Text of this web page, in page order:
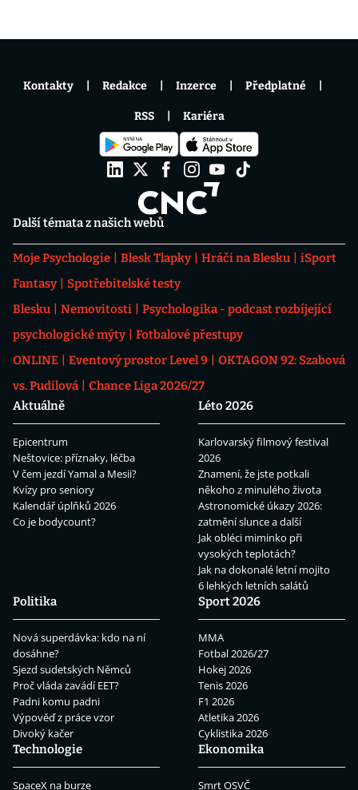
Další témata z našich webů
Moje Psychologie Blesk Tlapky Hráči na Blesku
iSport
Fantasy
Spotřebitelské testy
Blesku
Nemovitosti
Psychologika - podcast rozbíjející
psychologické mýty
Fotbalové přestupy
ONLINE
Eventový prostor Level 9
OKTAGON 92: Szabová
vs. Pudilová
Chance Liga 2026/27
Aktuálně
Epicentrum
Neštovice: příznaky, léčba
V čem jezdí Yamal a Mesii?
Kvízy pro seniory
Kalendář úplňků 2026
Co je bodycount?
Léto 2026
Karlovarský filmový festival
2026
Znamení, že jste potkali
někoho z minulého života
Astronomické úkazy 2026:
zatmění slunce a další
Jak obléci miminko při
vysokých teplotách?
Jak na dokonalé letní mojito
6 lehkých letních salátů
Politika
Nová superdávka: kdo na ní
dosáhne?
Sjezd sudetských Němců
Proč vláda zavádí EET?
Padni komu padni
Výpověď z práce vzor
Divoký kačer
Sport 2026
MMA
Fotbal 2026/27
Hokej 2026
Tenis 2026
F1 2026
Atletika 2026
Cyklistika 2026
Technologie
SpaceX na burze
Ekonomika
Smrt OSVČ
Kontakty Redakce Inzerce Předplatné
RSS Kariéra